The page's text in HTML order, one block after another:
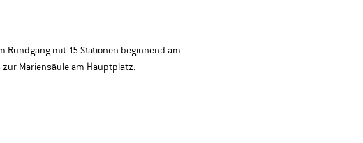
Rundgang mit 15 Stationen beginnend am
Mariensäule am Hauptplatz.